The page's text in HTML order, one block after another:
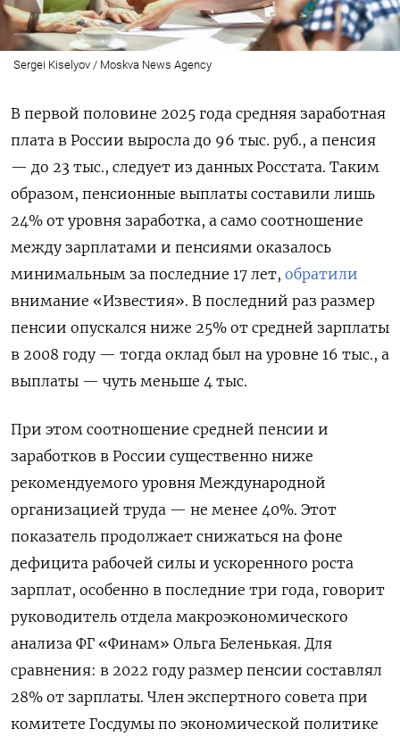
Sergei Kiselyov / Moskva News Agency
В первой половине 2025 года средняя заработная
плата в России выросла до 96 тыс. руб., а пенсия
— до 23 тыс., следует из данных Росстата. Таким
образом, пенсионные выплаты составили лишь
24% от уровня заработка, а само соотношение
между зарплатами и пенсиями оказалось
минимальным за последние 17 лет, обратили
внимание «Известия». В последний раз размер
пенсии опускался ниже 25% от средней зарплаты
в 2008 году — тогда оклад был на уровне 16 тыс., а
выплаты — чуть меньше 4 тыс.
При этом соотношение средней пенсии и
заработков в России существенно ниже
рекомендуемого уровня Международной
организацией труда — не менее 40%. Этот
показатель продолжает снижаться на фоне
дефицита рабочей силы и ускоренного роста
зарплат, особенно в последние три года, говорит
руководитель отдела макроэкономического
анализа ФГ «Финам» Ольга Беленькая. Для
сравнения: в 2022 году размер пенсии составлял
28% от зарплаты. Член экспертного совета при
комитете Госдумы по экономической политике